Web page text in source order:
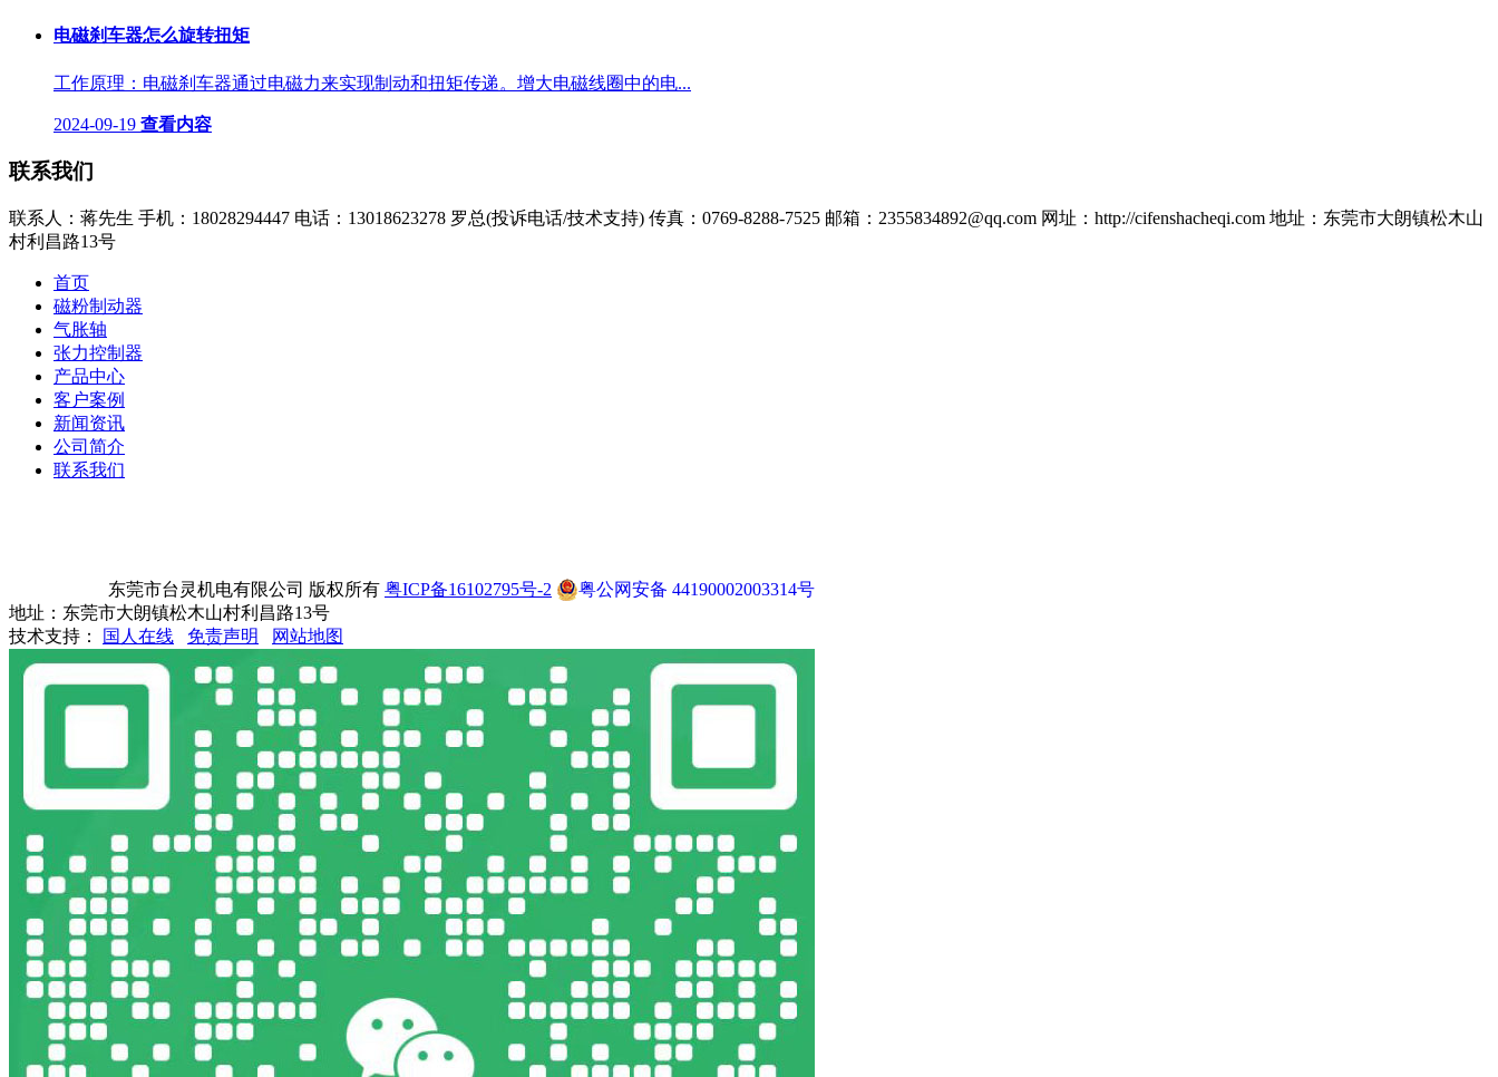
电磁刹车器怎么旋转扭矩
工作原理：电磁刹车器通过电磁力来实现制动和扭矩传递。增大电磁线圈中的电...
2024-09-19 查看内容
联系我们
联系人：蒋先生 手机：18028294447 电话：13018623278 罗总(投诉电话/技术支持) 传真：0769-8288-7525 邮箱：2355834892@qq.com 网址：http://cifenshacheqi.com 地址：东莞市大朗镇松木山
村利昌路13号
首页
磁粉制动器
气胀轴
张力控制器
产品中心
客户案例
新闻资讯
公司简介
联系我们
东莞市台灵机电有限公司 版权所有 粤ICP备16102795号-2
粤公网安备 44190002003314号
地址：东莞市大朗镇松木山村利昌路13号
技术支持：
国人在线 免责声明 网站地图